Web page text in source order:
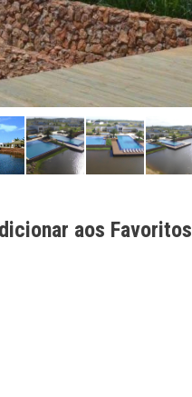
aos Favoritos